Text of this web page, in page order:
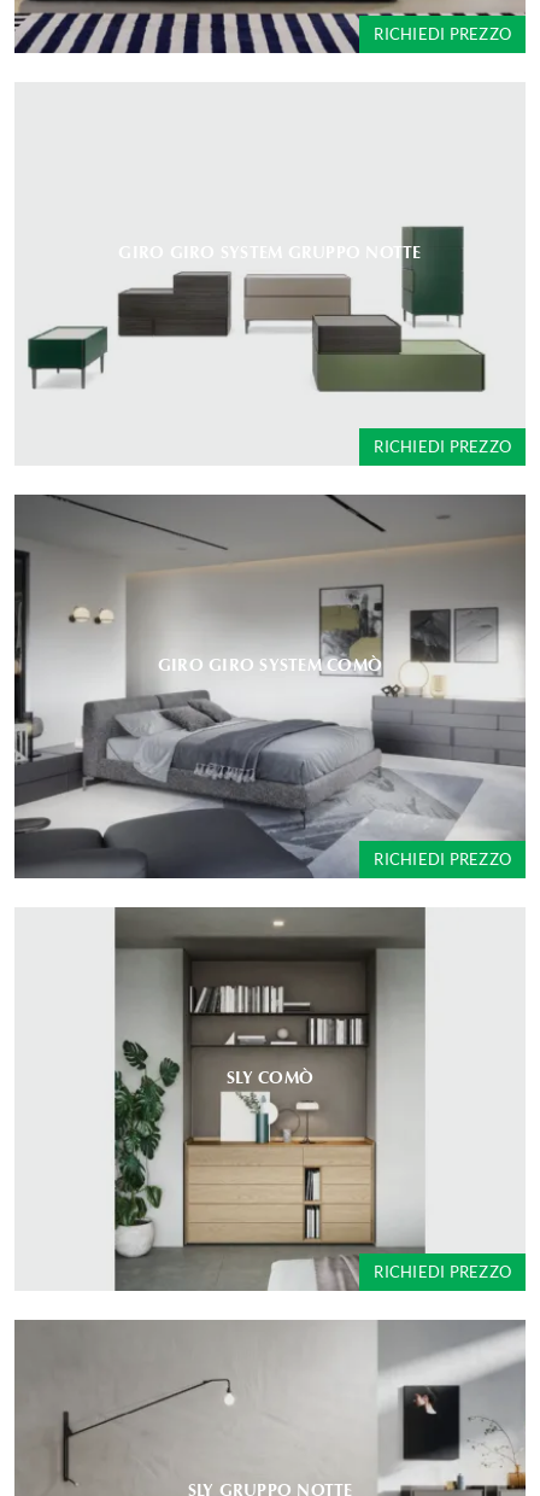
RICHIEDI PREZZO
GIRO GIRO SYSTEM GRUPPO NOTTE
RICHIEDI PREZZO
GIRO GIRO SYSTEM COMÒ
RICHIEDI PREZZO
SLY COMÒ
RICHIEDI PREZZO
SLY GRUPPO NOTTE